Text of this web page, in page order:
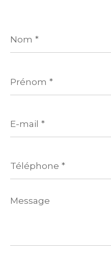
*
*
mail
*
*
Message
*